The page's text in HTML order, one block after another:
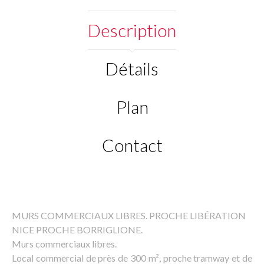
Description
Détails
Plan
Contact
MURS COMMERCIAUX LIBRES. PROCHE LIBÉRATION
NICE PROCHE BORRIGLIONE.
Murs commerciaux libres.
Local commercial de près de 300 m², proche tramway et de